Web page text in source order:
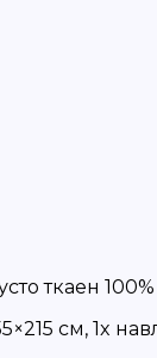
ткаен
cм, 1x